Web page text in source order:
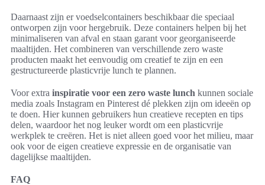
Daarnaast zijn er voedselcontainers beschikbaar die speciaal
ontworpen zijn voor hergebruik. Deze containers helpen bij het
minimaliseren van afval en staan garant voor georganiseerde
maaltijden. Het combineren van verschillende zero waste
producten maakt het eenvoudig om creatief te zijn en een
gestructureerde plasticvrije lunch te plannen.
Voor extra inspiratie voor een zero waste lunch kunnen sociale
media zoals Instagram en Pinterest dé plekken zijn om ideeën op
te doen. Hier kunnen gebruikers hun creatieve recepten en tips
delen, waardoor het nog leuker wordt om een plasticvrije
werkplek te creëren. Het is niet alleen goed voor het milieu, maar
ook voor de eigen creatieve expressie en de organisatie van
dagelijkse maaltijden.
FAQ